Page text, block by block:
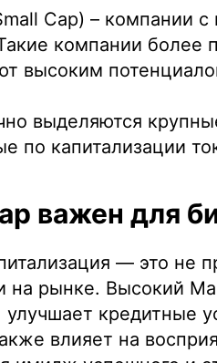
Cap) – компании
компании
высоким
выделяются
по капитализации
важен для
— это не
на рынке. Высокий
кредитные
влияет на